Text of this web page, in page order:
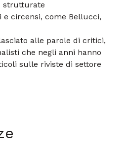
strutturate
e circensi, come Bellucci,
alle parole di critici,
che negli anni hanno
sulle riviste di settore